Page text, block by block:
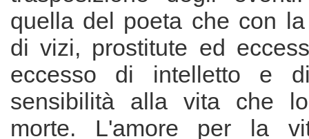
quella del poeta che con
di vizi, prostitute ed
eccesso di intelletto e
sensibilità alla vita che
morte. L'amore per la